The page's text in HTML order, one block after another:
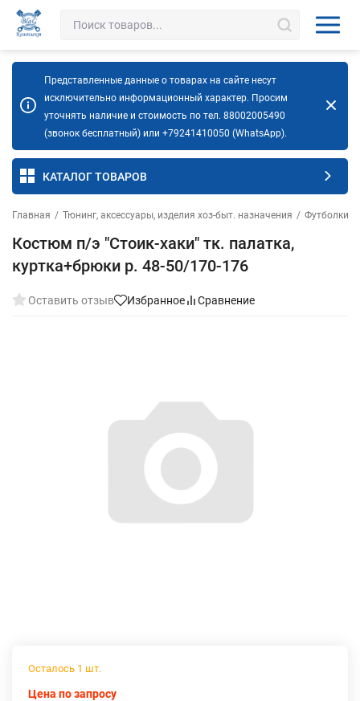
Представленные данные о товарах на сайте несут
исключительно информационный характер. Просим
уточнять наличие и стоимость по тел. 88002005490
(звонок бесплатный) или +79241410050 (WhatsApp).
КАТАЛОГ ТОВАРОВ
Главная / Тюнинг, аксессуары, изделия хоз-быт. назначения / Футболки.
Костюм п/э "Стоик-хаки" тк. палатка,
куртка+брюки р. 48-50/170-176
Оставить отзыв Избранное Сравнение
Осталось 1 шт.
Цена по запросу